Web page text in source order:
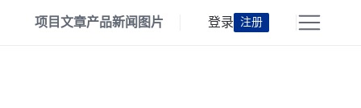
项目文章产品新闻 图片 登录 注册